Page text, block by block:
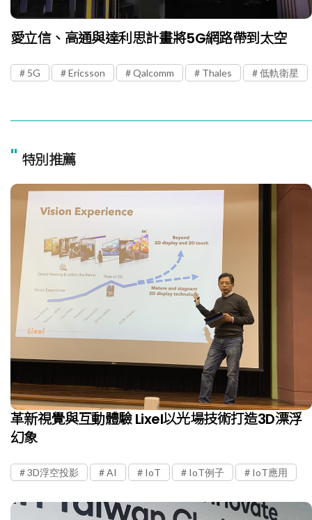
愛立信、高通與達利思計畫將5G網路帶到太空
5G Ericsson Qalcomm Thales 低軌衛星
" 特別推薦
革新視覺與互動體驗 Lixel以光場技術打造3D漂浮
幻象
3D浮空投影 AI IoT IoT例子 IoT應用